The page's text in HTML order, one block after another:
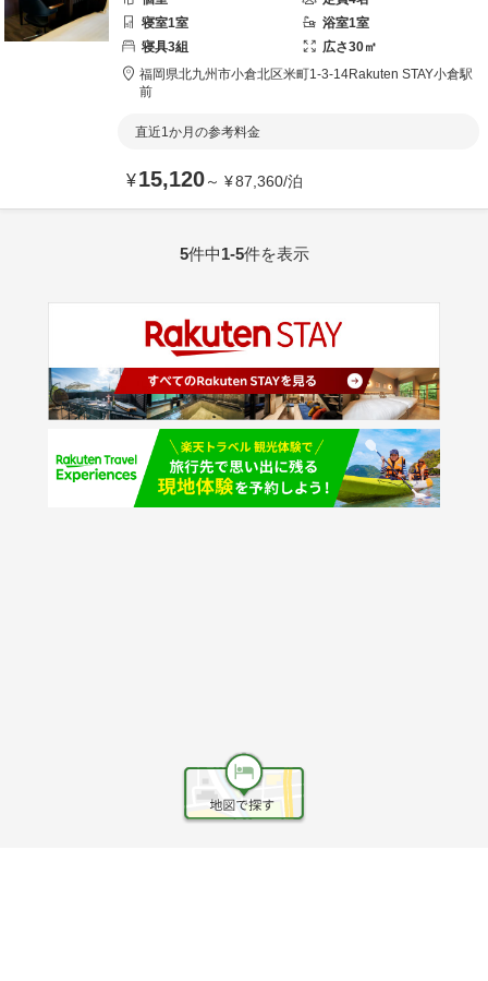
寝室1室 浴室1室
寝具3組 広さ30㎡
福岡県北九州市小倉北区米町1-3-14Rakuten STAY小倉駅
前
直近1か月の参考料金
¥15,120～ ¥87,360/泊
5件中1-5件を表示